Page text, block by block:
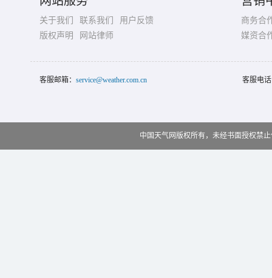
关于我们 联系我们
用户反馈
版权声明
网站律师
商务合
媒资合
客服邮箱： service@weather.com.cn 客服电
中国天气网版权所有，未经书面授权